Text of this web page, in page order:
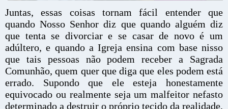
Juntas, essas coisas tornam fácil entender que
quando Nosso Senhor diz que quando alguém diz
que tenta se divorciar e se casar de novo é um
adúltero, e quando a Igreja ensina com base nisso
que tais pessoas não podem receber a Sagrada
Comunhão, quem quer que diga que eles podem está
errado. Supondo que ele esteja honestamente
equivocado ou realmente seja um malfeitor nefasto
determinado a destruir o próprio tecido da realidade,